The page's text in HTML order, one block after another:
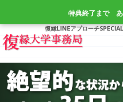
特典終了まで
復縁LINEアプローチ